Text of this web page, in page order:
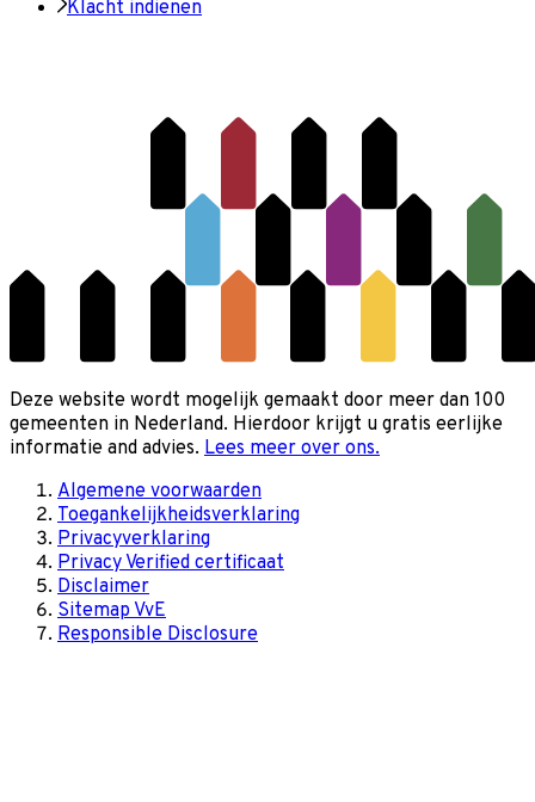
Klacht indienen
Deze website wordt mogelijk gemaakt door meer dan 100
gemeenten in Nederland. Hierdoor krijgt u gratis eerlijke
informatie and advies. Lees meer over ons.
Algemene voorwaarden
Toegankelijkheidsverklaring
Privacyverklaring
Privacy Verified certificaat
Disclaimer
Sitemap VvE
Responsible Disclosure